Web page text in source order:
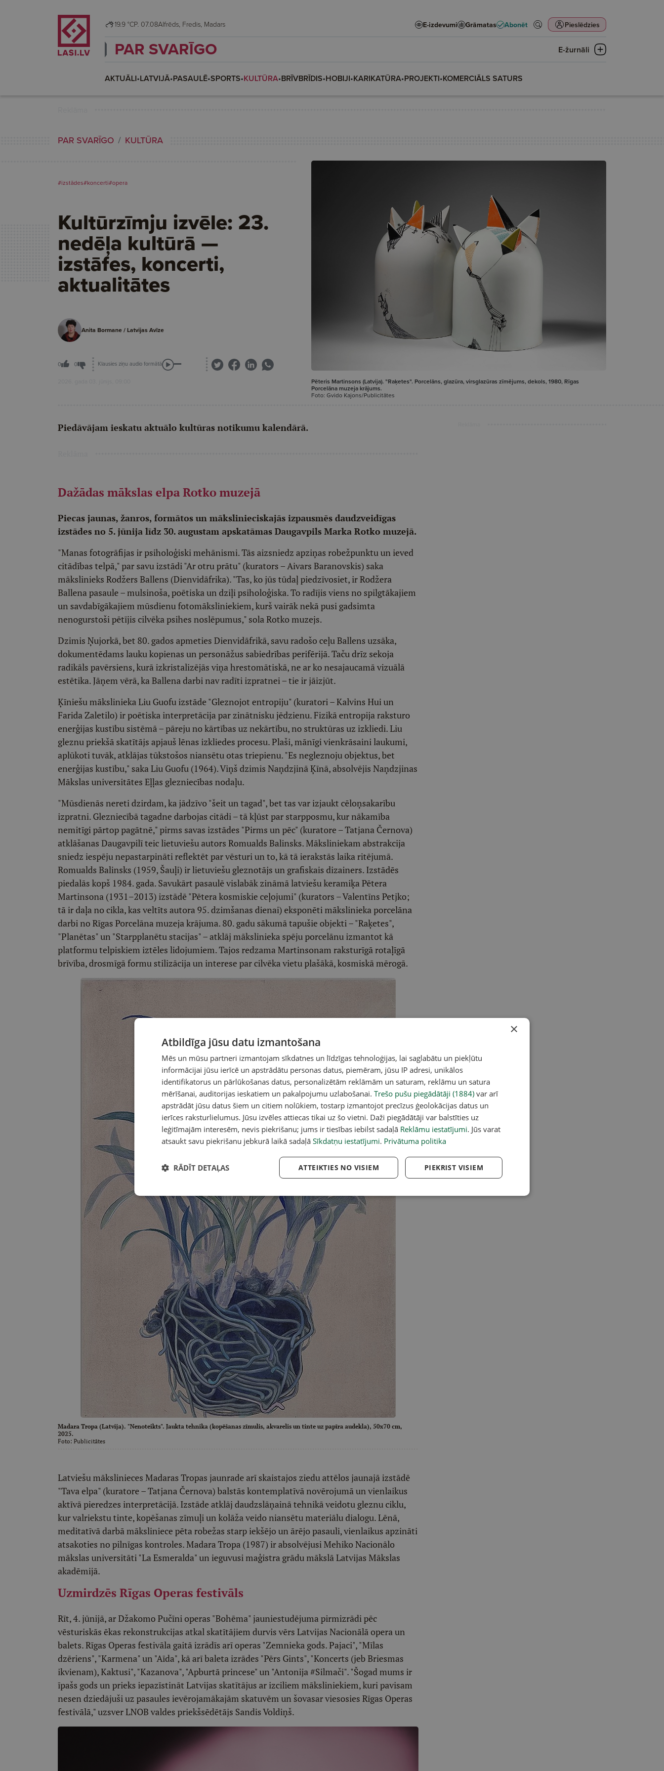
19.9 °CP. 07.08 Alfrēds, Fredis, Madars E-izdevumi Grāmatas Abonēt Pieslēdzies
PAR SVARĪGO E-žurnāli
AKTUĀLI•LATVIJĀ•PASAULĒ•SPORTS•KULTŪRA•BRĪVBRĪDIS•HOBIJI•KARIKATŪRA•PROJEKTI•KOMERCIĀLS SATURS
PAR SVARĪGO KULTŪRA
#izstādes#koncerti#opera
Kultūrzīmju izvēle: 23.
nedēļa kultūrā —
izstāfes, koncerti,
aktualitātes
Anita Bormane / Latvijas Avīze
0 0 Klausies ziņu audio formātā
2026. gada 03. jūnijs, 09:00
Pēteris Martinsons (Latvija). "Raķetes". Porcelāns, glazūra, virsglazūras zīmējums, dekols, 1980, Rīgas
Porcelāna muzeja krājums.
Foto: Gvido Kajons/Publicitātes
Piedāvājam ieskatu aktuālo kultūras notikumu kalendārā.
Dažādas mākslas elpa Rotko muzejā
Piecas jaunas, žanros, formātos un mākslinieciskajās izpausmēs daudzveidīgas
izstādes no 5. jūnija līdz 30. augustam apskatāmas Daugavpils Marka Rotko muzejā.
"Manas fotogrāfijas ir psiholoģiski mehānismi. Tās aizsniedz apziņas robežpunktu un ieved
citādības telpā," par savu izstādi "Ar otru prātu" (kurators – Aivars Baranovskis) saka
mākslinieks Rodžers Ballens (Dienvidāfrika). "Tas, ko jūs tūdaļ piedzīvosiet, ir Rodžera
Ballena pasaule – mulsinoša, poētiska un dziļi psiholoģiska. To radījis viens no spilgtākajiem
un savdabīgākajiem mūsdienu fotomāksliniekiem, kurš vairāk nekā pusi gadsimta
nenogurstoši pētījis cilvēka psihes noslēpumus," sola Rotko muzejs.
Dzimis Ņujorkā, bet 80. gados apmeties Dienvidāfrikā, savu radošo ceļu Ballens uzsāka,
dokumentēdams lauku kopienas un personāžus sabiedrības perifērijā. Taču drīz sekoja
radikāls pavērsiens, kurā izkristalizējās viņa hrestomātiskā, ne ar ko nesajaucamā vizuālā
estētika. Jāņem vērā, ka Ballena darbi nav radīti izpratnei – tie ir jāizjūt.
Ķīniešu mākslinieka Liu Guofu izstāde "Gleznojot entropiju" (kuratori – Kalvins Hui un
Farida Zaletilo) ir poētiska interpretācija par zinātnisku jēdzienu. Fizikā entropija raksturo
enerģijas kustību sistēmā – pāreju no kārtības uz nekārtību, no struktūras uz izkliedi. Liu
gleznu priekšā skatītājs apjauš lēnas izkliedes procesu. Plaši, mānīgi vienkrāsaini laukumi,
aplūkoti tuvāk, atklājas tūkstošos niansētu otas triepienu. "Es negleznoju objektus, bet
enerģijas kustību," saka Liu Guofu (1964). Viņš dzimis Naņdzjinā Ķīnā, absolvējis Naņdzjinas
Mākslas universitātes Eļļas glezniecības nodaļu.
"Mūsdienās nereti dzirdam, ka jādzīvo "šeit un tagad", bet tas var izjaukt cēloņsakarību
izpratni. Glezniecībā tagadne darbojas citādi – tā kļūst par starpposmu, kur nākamība
nemitīgi pārtop pagātnē," pirms savas izstādes "Pirms un pēc" (kuratore – Tatjana Černova)
atklāšanas Daugavpilī teic lietuviešu autors Romualds Balinsks. Māksliniekam abstrakcija
sniedz iespēju nepastarpināti reflektēt par vēsturi un to, kā tā ierakstās laika ritējumā.
Romualds Balinsks (1959, Šauļi) ir lietuviešu gleznotājs un grafiskais dizainers. Izstādēs
piedalās kopš 1984. gada. Savukārt pasaulē vislabāk zināmā latviešu keramiķa Pētera
Martinsona (1931–2013) izstādē "Pētera kosmiskie ceļojumi" (kurators – Valentīns Petjko;
tā ir daļa no cikla, kas veltīts autora 95. dzimšanas dienai) eksponēti mākslinieka porcelāna
darbi no Rīgas Porcelāna muzeja krājuma. 80. gadu sākumā tapušie objekti – "Raķetes",
"Planētas" un "Starpplanētu stacijas" – atklāj mākslinieka spēju porcelānu izmantot kā
platformu telpiskiem iztēles lidojumiem. Tajos redzama Martinsonam raksturīgā rotaļīgā
brīvība, drosmīgā formu stilizācija un interese par cilvēka vietu plašākā, kosmiskā mērogā.
Madara Tropa (Latvija). "Nenoteikts". Jaukta tehnika (kopēšanas zīmulis, akvarelis un tinte uz papīra audekla), 50x70 cm,
2025.
Foto: Publicitātes
Latviešu mākslinieces Madaras Tropas jaunrade arī skaistajos ziedu attēlos jaunajā izstādē
"Tava elpa" (kuratore – Tatjana Černova) balstās kontemplatīvā novērojumā un vienlaikus
aktīvā pieredzes interpretācijā. Izstāde atklāj daudzslāņainā tehnikā veidotu gleznu ciklu,
kur valriekstu tinte, kopēšanas zīmuļi un kolāža veido niansētu materiālu dialogu. Lēnā,
meditatīvā darbā māksliniece pēta robežas starp iekšējo un ārējo pasauli, vienlaikus apzināti
atsakoties no pilnīgas kontroles. Madara Tropa (1987) ir absolvējusi Mehiko Nacionālo
mākslas universitāti "La Esmeralda" un ieguvusi maģistra grādu mākslā Latvijas Mākslas
akadēmijā.
Uzmirdzēs Rīgas Operas festivāls
Rīt, 4. jūnijā, ar Džakomo Pučīni operas "Bohēma" jauniestudējuma pirmizrādi pēc
vēsturiskās ēkas rekonstrukcijas atkal skatītājiem durvis vērs Latvijas Nacionālā opera un
balets. Rīgas Operas festivāla gaitā izrādīs arī operas "Zemnieka gods. Pajaci", "Mīlas
dzēriens", "Karmena" un "Aīda", kā arī baleta izrādes "Pērs Gints", "Koncerts (jeb Briesmas
ikvienam), Kaktusi", "Kazanova", "Apburtā princese" un "Antonija #Silmači". "Šogad mums ir
īpašs gods un prieks iepazīstināt Latvijas skatītājus ar izciliem māksliniekiem, kuri pavisam
nesen dziedājuši uz pasaules ievērojamākajām skatuvēm un šovasar viesosies Rīgas Operas
festivālā," uzsver LNOB valdes priekšsēdētājs Sandis Voldiņš.
×
Atbildīga jūsu datu izmantošana
Mēs un mūsu partneri izmantojam sīkdatnes un līdzīgas tehnoloģijas, lai saglabātu un piekļūtu
informācijai jūsu ierīcē un apstrādātu personas datus, piemēram, jūsu IP adresi, unikālos
identifikatorus un pārlūkošanas datus, personalizētām reklāmām un saturam, reklāmu un satura
mērīšanai, auditorijas ieskatiem un pakalpojumu uzlabošanai. Trešo pušu piegādātāji (1884) var arī
apstrādāt jūsu datus šiem un citiem nolūkiem, tostarp izmantojot precīzus ģeolokācijas datus un
ierīces raksturlielumus. Jūsu izvēles attiecas tikai uz šo vietni. Daži piegādātāji var balstīties uz
leģitīmajām interesēm, nevis piekrišanu; jums ir tiesības iebilst sadaļā Reklāmu iestatījumi. Jūs varat
atsaukt savu piekrišanu jebkurā laikā sadaļā Sīkdatņu iestatījumi. Privātuma politika
PIEKRIST VISIEM
ATTEIKTIES NO VISIEM
RĀDĪT DETAĻAS